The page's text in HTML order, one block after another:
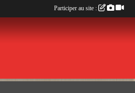
Participer au site :